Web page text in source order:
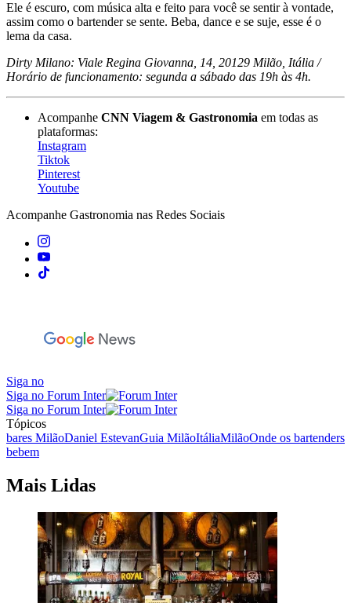
Ele é escuro, com música alta e feito para você se sentir à vontade,
assim como o bartender se sente. Beba, dance e se suje, esse é o
lema da casa.
Dirty Milano: Viale Regina Giovanna, 14, 20129 Milão, Itália /
Horário de funcionamento: segunda a sábado das 19h às 4h.
Acompanhe CNN Viagem & Gastronomia em todas as
plataformas:
Instagram
Tiktok
Pinterest
Youtube
Acompanhe Gastronomia nas Redes Sociais
Siga no
Siga no Forum Inter
Siga no Forum Inter
Tópicos
bares MilãoDaniel EstevanGuia MilãoItáliaMilãoOnde os bartenders
bebem
Mais Lidas